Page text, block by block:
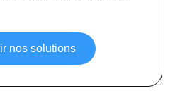
nos solutions